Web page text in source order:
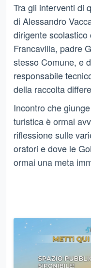
Tra gli interventi di
di Alessandro
dirigente scolastico
Francavilla, padre
stesso Comune, e
responsabile
della raccolta
Incontro che
turistica è ormai
riflessione sulle
oratori e dove le
ormai una meta